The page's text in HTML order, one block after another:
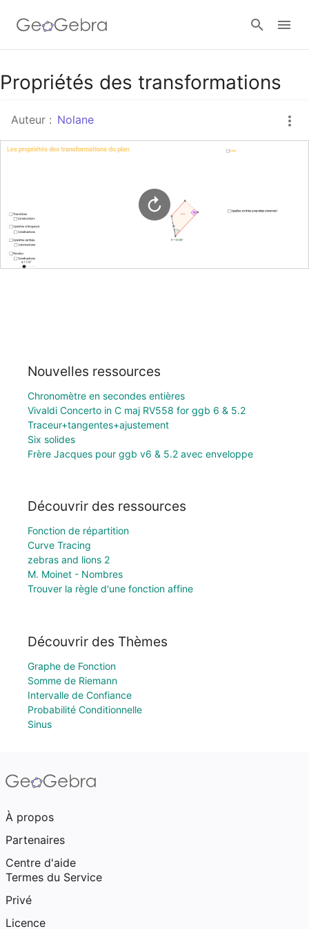
Google Classroom
Classe GeoGebra
Propriétés des transformations
Auteur : Nolane
Nouvelles ressources
Chronomètre en secondes entières
Vivaldi Concerto in C maj RV558 for ggb 6 & 5.2
Traceur+tangentes+ajustement
Six solides
Frère Jacques pour ggb v6 & 5.2 avec enveloppe
Découvrir des ressources
Fonction de répartition
Curve Tracing
zebras and lions 2
M. Moinet - Nombres
Trouver la règle d'une fonction affine
Découvrir des Thèmes
Graphe de Fonction
Somme de Riemann
Intervalle de Confiance
Probabilité Conditionnelle
Sinus
À propos
Partenaires
Centre d'aide
Termes du Service
Privé
Licence